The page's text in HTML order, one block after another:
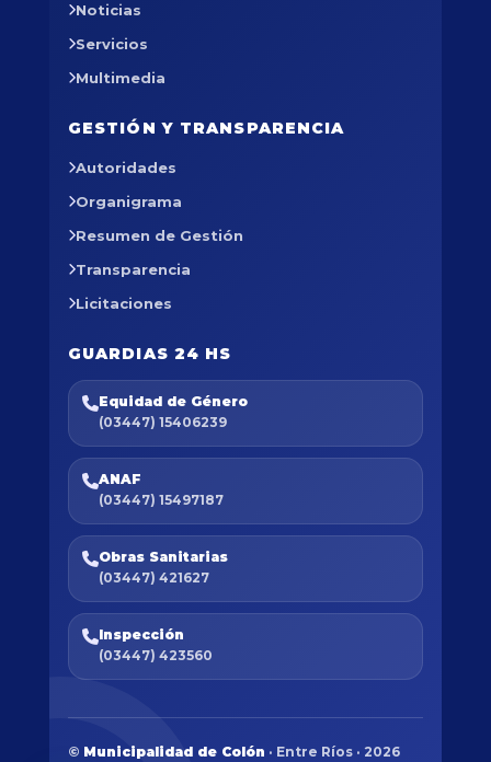
Noticias
Servicios
Multimedia
GESTIÓN Y TRANSPARENCIA
Autoridades
Organigrama
Resumen de Gestión
Transparencia
Licitaciones
GUARDIAS 24 HS
Equidad de Género
(03447) 15406239
ANAF
(03447) 15497187
Obras Sanitarias
(03447) 421627
Inspección
(03447) 423560
© Municipalidad de Colón · Entre Ríos · 2026